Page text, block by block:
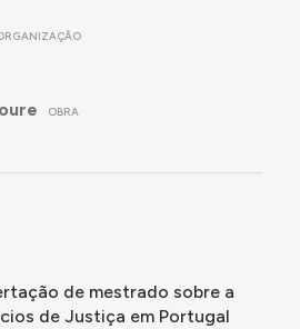
OBRA
de mestrado sobre a
de Justiça em Portugal